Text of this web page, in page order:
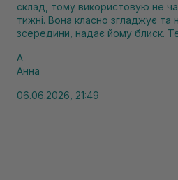
склад, тому використовую не
тижні. Вона класно згладжує та
зсередини, надає йому блиск.
А
Анна
06.06.2026, 21:49